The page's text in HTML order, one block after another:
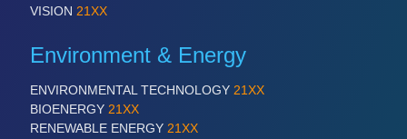
VISION 21XX
Environment & Energy
ENVIRONMENTAL TECHNOLOGY 21XX
BIOENERGY 21XX
RENEWABLE ENERGY 21XX